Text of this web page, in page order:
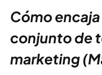
Cómo encaja
conjunto de
marketing